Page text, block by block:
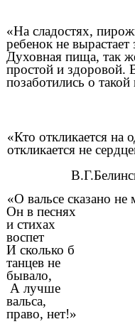
«На сладостях,
ребенок не
Духовная пища, так
простой и здоровой.
позаботились о
«Кто откликается на
откликается не
«О вальсе сказано не
Он в песнях
и стихах
воспет
И сколько б
танцев не
бывало,
А лучше
вальса,
право, нет!»